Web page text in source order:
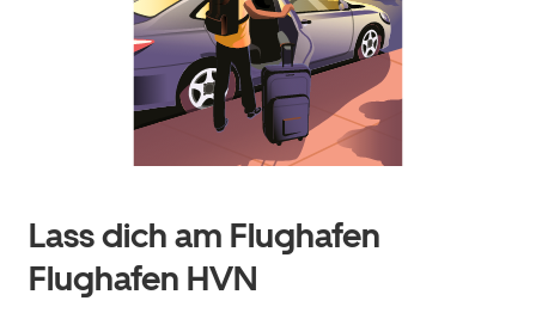
auszuwählen.
Taste,
um
den
Kalender
Lass dich am Flughafen
Flughafen HVN